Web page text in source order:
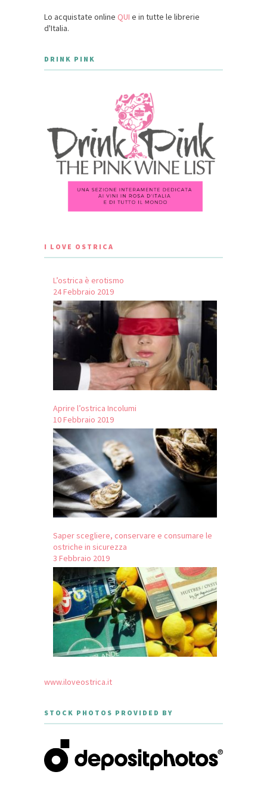
Lo acquistate online QUI e in tutte le librerie
d'Italia.
DRINK PINK
I LOVE OSTRICA
L’ostrica è erotismo
24 Febbraio 2019
Aprire l’ostrica Incolumi
10 Febbraio 2019
Saper scegliere, conservare e consumare le
ostriche in sicurezza
3 Febbraio 2019
www.iloveostrica.it
STOCK PHOTOS PROVIDED BY